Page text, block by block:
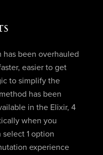
has been overhauled
easier to get
to simplify the
has been
in the Elixir, 4
when you
select 1 option
experience